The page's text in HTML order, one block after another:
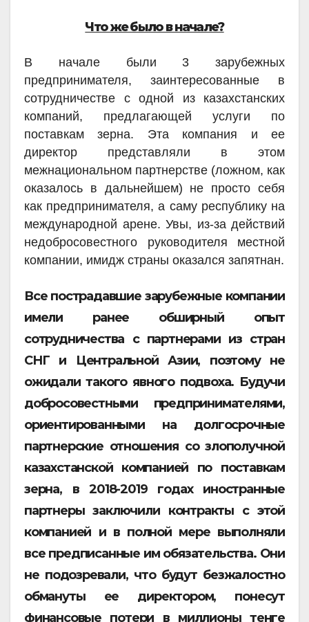
Что же было в начале?
В начале были 3 зарубежных
предпринимателя, заинтересованные в
сотрудничестве с одной из казахстанских
компаний, предлагающей услуги по
поставкам зерна. Эта компания и ее
директор представляли в этом
межнациональном партнерстве (ложном, как
оказалось в дальнейшем) не просто себя
как предпринимателя, а саму республику на
международной арене. Увы, из-за действий
недобросовестного руководителя местной
компании, имидж страны оказался запятнан.
Все пострадавшие зарубежные компании
имели ранее обширный опыт
сотрудничества с партнерами из стран
СНГ и Центральной Азии, поэтому не
ожидали такого явного подвоха. Будучи
добросовестными предпринимателями,
ориентированными на долгосрочные
партнерские отношения со злополучной
казахстанской компанией по поставкам
зерна, в 2018-2019 годах иностранные
партнеры заключили контракты с этой
компанией и в полной мере выполняли
все предписанные им обязательства. Они
не подозревали, что будут безжалостно
обмануты ее директором, понесут
финансовые потери в миллионы тенге